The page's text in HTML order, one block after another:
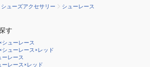
シューズアクセサリー シューレース
す
シューレース
シューレース×レッド
ーレース
ーレース×レッド